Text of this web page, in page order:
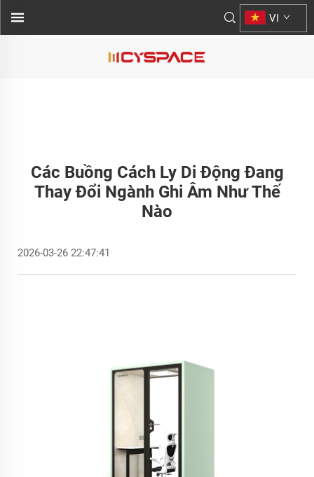
VI
Các Buồng Cách Ly Di Động Đang
Thay Đổi Ngành Ghi Âm Như Thế
Nào
2026-03-26 22:47:41